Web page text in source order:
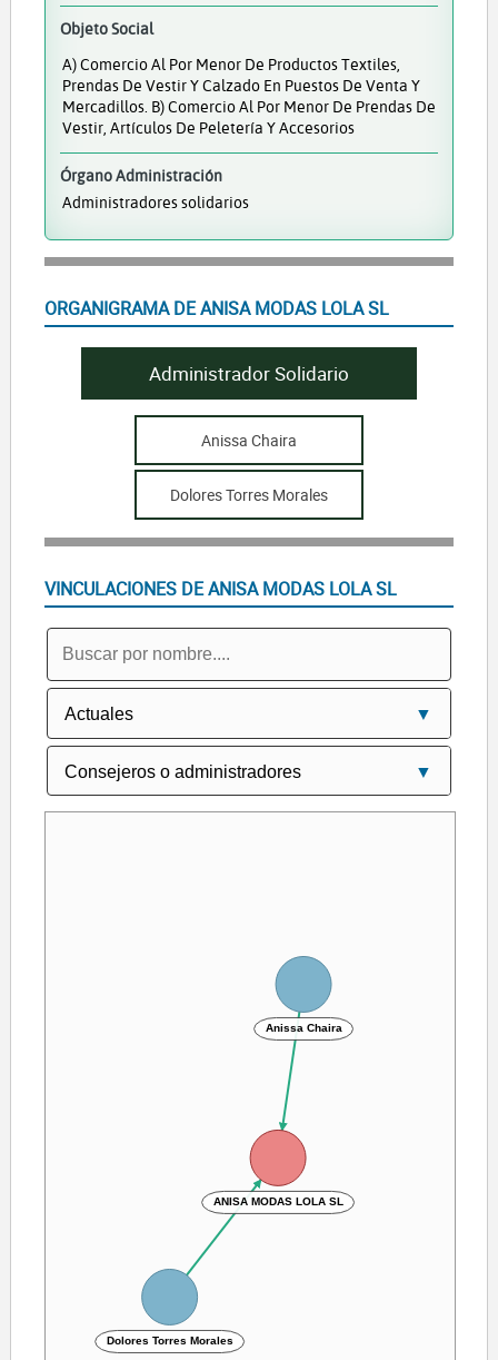
Objeto Social
A) Comercio Al Por Menor De Productos Textiles,
Prendas De Vestir Y Calzado En Puestos De Venta Y
Mercadillos. B) Comercio Al Por Menor De Prendas De
Vestir, Artículos De Peletería Y Accesorios
Órgano Administración
Administradores solidarios
ORGANIGRAMA DE ANISA MODAS LOLA SL
Administrador Solidario
Anissa Chaira
Dolores Torres Morales
VINCULACIONES DE ANISA MODAS LOLA SL
ANISA MODAS LOLA SL
Dolores Torres Morales
Anissa Chaira